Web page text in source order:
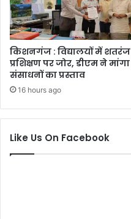
किशनगंज : विद्यालयों में शतरंज
प्रशिक्षण पर जोर, डीएम ने मांगा
संसाधनों का प्रस्ताव
16 hours ago
Like Us On Facebook